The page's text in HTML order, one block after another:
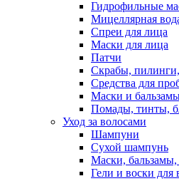
Гидрофильные
Мицеллярная
Спреи для лица
Маски для лица
Патчи
Скрабы, пилинги,
Средства для
Маски и
Помады, тинты,
Уход за волосами
Шампуни
Сухой шампунь
Маски,
Гели и воски для